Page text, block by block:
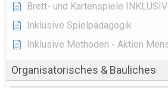
Brett- und Kartenspiele INKLUSIV
Inklusive Spielpädagogik
Inklusive Methoden - Aktion
Organisatorisches & Bauliches